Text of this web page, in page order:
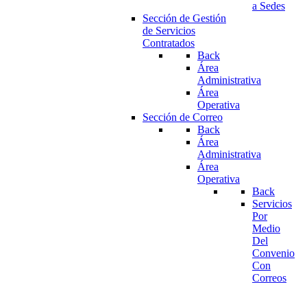
a Sedes
Sección de Gestión
de Servicios
Contratados
Back
Área
Administrativa
Área
Operativa
Sección de Correo
Back
Área
Administrativa
Área
Operativa
Back
Servicios
Por
Medio
Del
Convenio
Con
Correos